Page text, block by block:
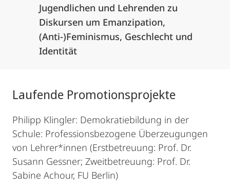
Jugendlichen und Lehrenden zu
Diskursen um Emanzipation,
(Anti-)Feminismus, Geschlecht und
Identität
Laufende Promotionsprojekte
Philipp Klingler: Demokratiebildung in der
Schule: Professionsbezogene Überzeugungen
von Lehrer*innen (Erstbetreuung: Prof. Dr.
Susann Gessner; Zweitbetreuung: Prof. Dr.
Sabine Achour, FU Berlin)